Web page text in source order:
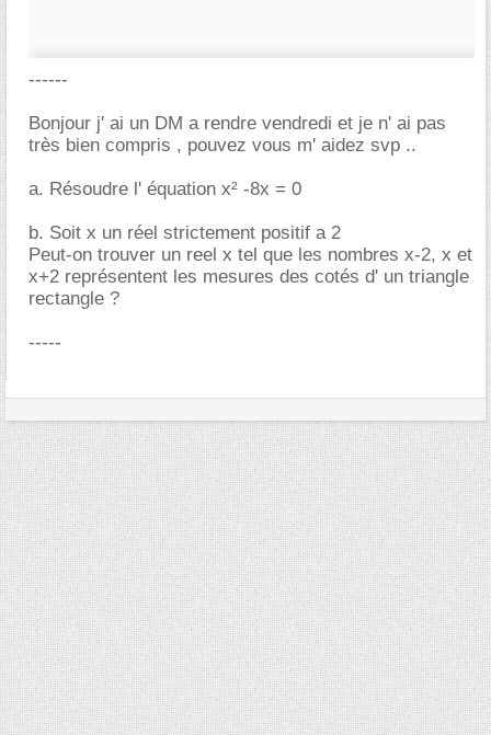
------
Bonjour j' ai un DM a rendre vendredi et je n' ai pas
très bien compris , pouvez vous m' aidez svp ..
a. Résoudre l' équation x² -8x = 0
b. Soit x un réel strictement positif a 2
Peut-on trouver un reel x tel que les nombres x-2, x et
x+2 représentent les mesures des cotés d' un triangle
rectangle ?
-----